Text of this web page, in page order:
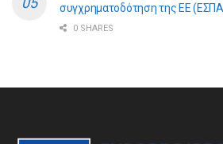
συγχρηματοδότηση της ΕE
0 SHARES